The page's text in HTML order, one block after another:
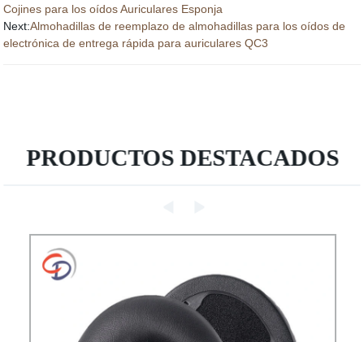
Cojines para los oídos Auriculares Esponja
Next:Almohadillas de reemplazo de almohadillas para los oídos de
electrónica de entrega rápida para auriculares QC3
PRODUCTOS DESTACADOS